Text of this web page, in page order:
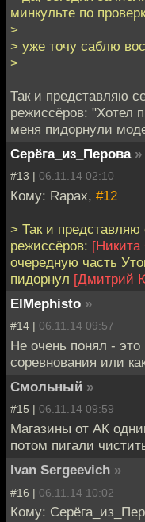
минкульте по
>
> уже точу саблю
>
Так и представляю
режиссёров: "Хотел
меня пидорнули
Серёга_из_Перова »
#13 | 06.11.14 02:10
Кому: Rapax, #12
> Так и
режиссёров: [Никита
очередную часть
пидорнул [Дмитрий
ElMephisto »
#14 | 06.11.14 09:57
Не очень понял -
соревнования или
Смольный »
#15 | 06.11.14 09:59
Магазины от АК
потом пигали
Ivan Sergeevich »
#16 | 06.11.14 10:02
Кому: